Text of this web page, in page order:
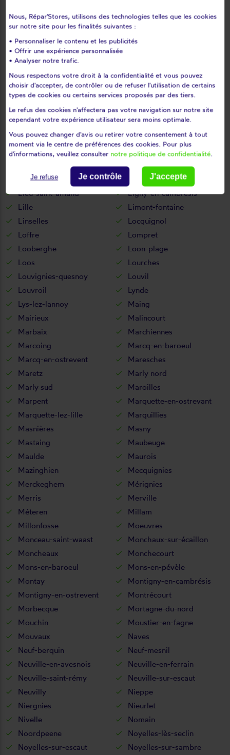
Lambersart
Lambres-lez-douai
Landas
Landrecies
Lannoy
Larouillies
Lauwin-planque
Le quesnoy
Lecelles
Lécluse
Lederzeele
Ledringhem
Leers
Leffrinckoucke
Les moëres
Les rues-des-vignes
Lesdain
Lesquin
Leval
Lez-fontaine
Lezennes
Liessies
Lieu-saint-amand
Ligny-en-cambrésis
Lille
Limont-fontaine
Linselles
Locquignol
Loffre
Lompret
Looberghe
Loon-plage
Loos
Lourches
Louvignies-quesnoy
Louvil
Louvroil
Lynde
Lys-lez-lannoy
Maing
Mairieux
Malincourt
Marbaix
Marchiennes
Marcoing
Marcq-en-baroeul
Marcq-en-ostrevent
Maresches
Maretz
Marly nord
Marly sud
Maroilles
Marpent
Marquette-en-ostrevant
Marquette-lez-lille
Marquillies
Masnières
Masny
Mastaing
Maubeuge
Maulde
Maurois
Mazinghien
Mecquignies
Merckeghem
Mérignies
Merris
Merville
Méteren
Millam
Millonfosse
Moeuvres
Monceau-saint-waast
Monchaux-sur-écaillon
Moncheaux
Monchecourt
Mons-en-baroeul
Mons-en-pévèle
Montay
Montigny-en-cambrésis
Montigny-en-ostrevent
Montrécourt
Morbecque
Mortagne-du-nord
Mouchin
Moustier-en-fagne
Mouvaux
Naves
Neuf-berquin
Neuf-mesnil
Neuville-en-avesnois
Neuville-en-ferrain
Neuville-saint-rémy
Neuville-sur-escaut
Neuvilly
Nieppe
Niergnies
Nieurlet
Nivelle
Nomain
Noordpeene
Noyelles-lès-seclin
Noyelles-sur-escaut
Noyelles-sur-sambre
Nous, Répar'Stores, utilisons des technologies telles que les cookies
sur notre site pour les finalités suivantes :
• Personnaliser le contenu et les publicités
• Offrir une expérience personnalisée
• Analyser notre trafic.
Nous respectons votre droit à la confidentialité et vous pouvez
choisir d'accepter, de contrôler ou de refuser l'utilisation de certains
types de cookies ou certains services proposés par des tiers.
Le refus des cookies n'affectera pas votre navigation sur notre site
cependant votre expérience utilisateur sera moins optimale.
Vous pouvez changer d'avis ou retirer votre consentement à tout
moment via le centre de préférences des cookies. Pour plus
d'informations, veuillez consulter notre politique de confidentialité.
Je refuse Je contrôle J'accepte